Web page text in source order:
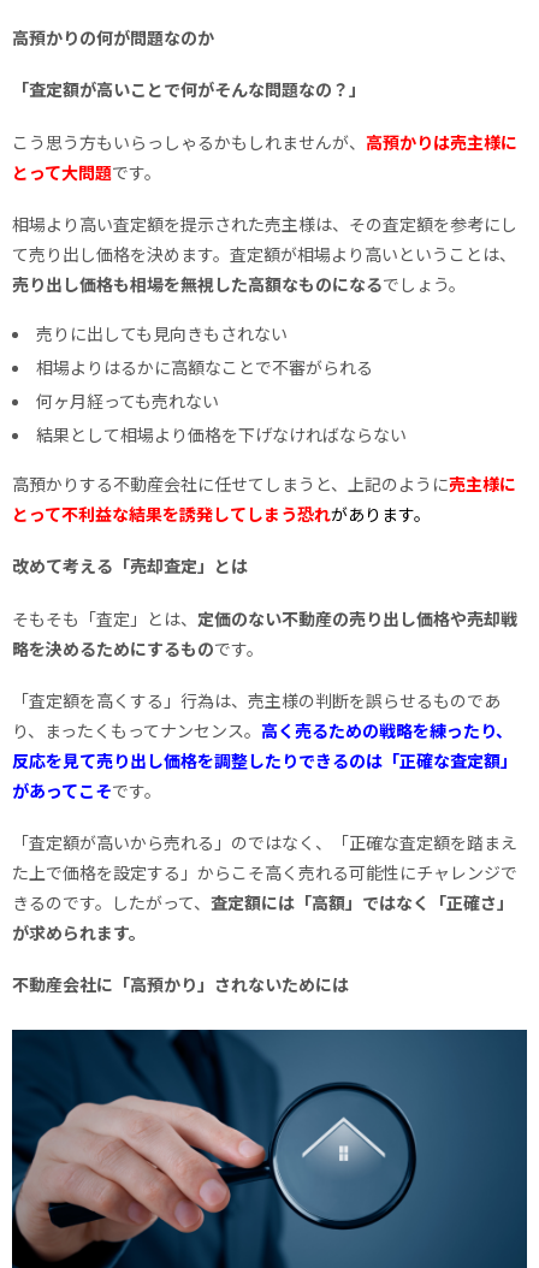
高預かりの何が問題なのか
「査定額が高いことで何がそんな問題なの？」
こう思う方もいらっしゃるかもしれませんが、 高預かりは売主様に
とって大問題です。
相場より高い査定額を提示された売主様は、その査定額を参考にし
て売り出し価格を決めます。査定額が相場より高いということは、
売り出し価格も相場を無視した高額なものになるでしょう。
売りに出しても見向きもされない
相場よりはるかに高額なことで不審がられる
何ヶ月経っても売れない
結果として相場より価格を下げなければならない
高預かりする不動産会社に任せてしまうと、上記のように売主様に
とって不利益な結果を誘発してしまう恐れがあります。
改めて考える「売却査定」とは
そもそも「査定」とは、 定価のない不動産の売り出し価格や売却戦
略を決めるためにするものです。
「査定額を高くする」行為は、売主様の判断を誤らせるものであ
り、まったくもってナンセンス。 高く売るための戦略を練ったり、
反応を見て売り出し価格を調整したりできるのは「正確な査定額」
があってこそです。
「査定額が高いから売れる」のではなく、「正確な査定額を踏まえ
た上で価格を設定する」からこそ高く売れる可能性にチャレンジで
きるのです。したがって、 査定額には「高額」ではなく「正確さ」
が求められます。
不動産会社に「高預かり」されないためには